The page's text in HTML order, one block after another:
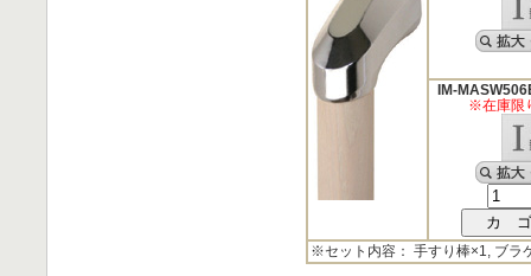
IM-
※在庫限
※セット内容： 手すり棒×1, ブラ